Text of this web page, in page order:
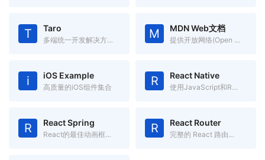
T Taro
多端统一开发解决方案 一处代码，多处运行 M MDN Web文档
提供开放网络(Open Web)技术有关的信息
i iOS Example
高质量的iOS组件集合 R React Native
使用JavaScript和React编写原生移动应用
R React Spring
React的最佳动画框架之一 R React Router
完整的 React 路由解决方案